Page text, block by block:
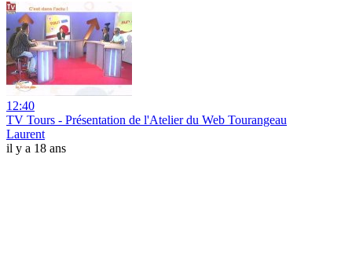
12:40
TV Tours - Présentation de l'Atelier du Web Tourangeau
Laurent
il y a 18 ans